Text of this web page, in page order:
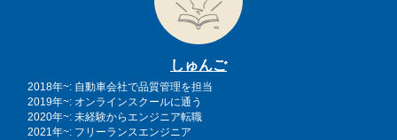
しゅんご
2018年~: 自動車会社で品質管理を担当
2019年~: オンラインスクールに通う
2020年~: 未経験からエンジニア転職
2021年~: フリーランスエンジニア